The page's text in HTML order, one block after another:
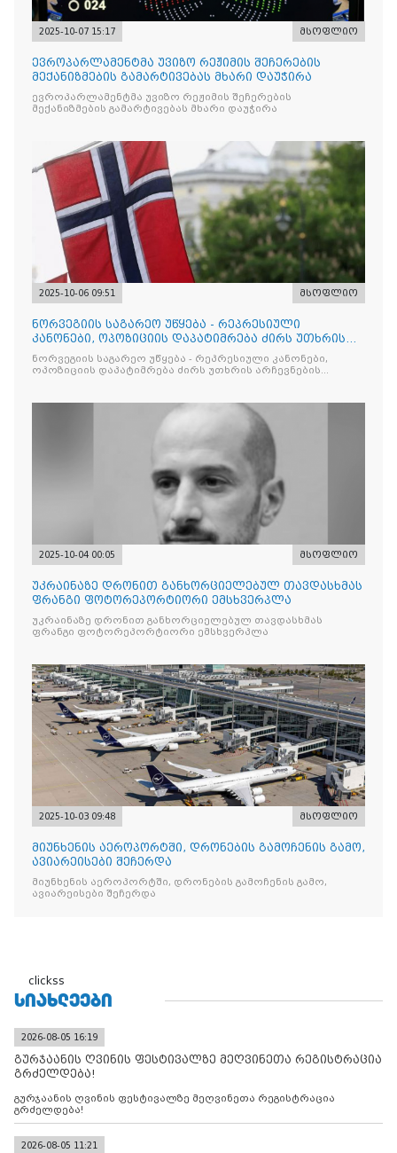
2025-10-07 15:17 მსოფლიო
ევროპარლამენტმა უვიზო რეჟიმის შეჩერების
მექანიზმების გამარტივებას მხარი დაუჭირა
ევროპარლამენტმა უვიზო რეჟიმის შეჩერების
მექანიზმების გამარტივებას მხარი დაუჭირა
2025-10-06 09:51 მსოფლიო
ნორვეგიის საგარეო უწყება - რეპრესიული
კანონები, ოპოზიციის დაპატიმრება ძირს უთხრის
არჩევნების ნდობას
ნორვეგიის საგარეო უწყება - რეპრესიული კანონები,
ოპოზიციის დაპატიმრება ძირს უთხრის არჩევნების
2025-10-04 00:05 მსოფლიო
უკრაინაზე დრონით განხორციელებულ თავდასხმას
ფრანგი ფოტორეპორტიორი ემსხვერპლა
უკრაინაზე დრონით განხორციელებულ თავდასხმას
ფრანგი ფოტორეპორტიორი ემსხვერპლა
2025-10-03 09:48 მსოფლიო
მიუნხენის აეროპორტში, დრონების გამოჩენის გამო,
ავიარეისები შეჩერდა
მიუნხენის აეროპორტში, დრონების გამოჩენის გამო,
ავიარეისები შეჩერდა
clickss
ᲡᲘᲐᲮᲚᲔᲔᲑᲘ
2026-08-05 16:19
გურჯაანის ღვინის ფესტივალზე მეღვინეთა რეგისტრაცია
გრძელდება!
გურჯაანის ღვინის ფესტივალზე მეღვინეთა რეგისტრაცია
გრძელდება!
2026-08-05 11:21